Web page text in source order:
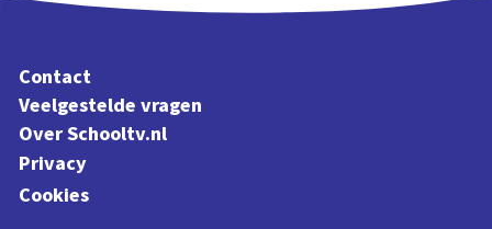
Contact
Veelgestelde vragen
Over Schooltv.nl
Privacy
Cookies